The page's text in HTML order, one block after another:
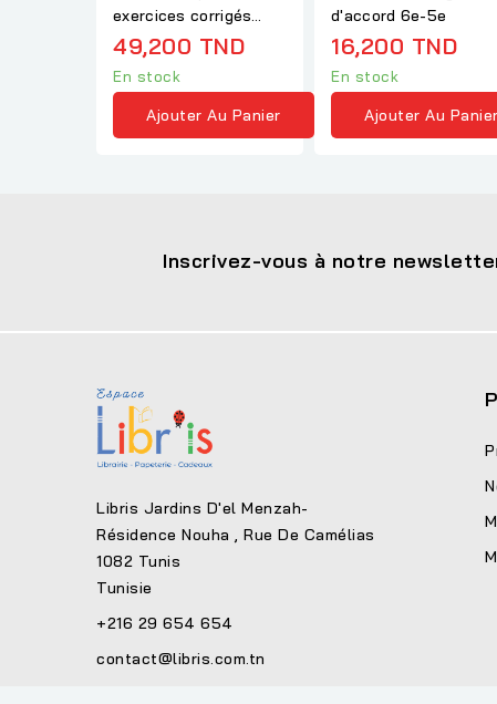
exercices corrigés
classés par compétences
49,200 TND
En stock
Ajouter Au Panier
d'accord 6e-5e
16,200 TND
En stock
Ajouter Au Panier
Inscrivez-vous à notre
Libris Jardins D'el Menzah-
Résidence Nouha , Rue De Camélias
1082 Tunis
Tunisie
+216 29 654 654
contact@libris.com.tn